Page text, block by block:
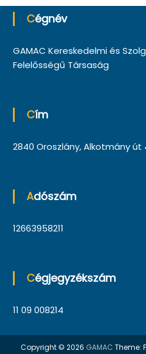
Cégnév
GAMAC Kereskedelmi és
Felelősségű Társaság
Cím
2840 Oroszlány, Alkotmány út
Adószám
12663958211
Cégjegyzékszám
11 09 008214
Copyright © 2026 GAMAC Theme: